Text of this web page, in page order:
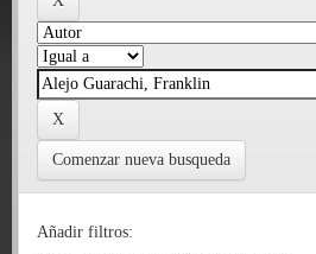
Comenzar nueva busqueda
Añadir filtros: